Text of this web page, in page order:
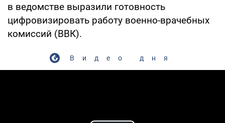
в ведомстве выразили готовность
цифровизировать работу военно-врачебных
комиссий (ВВК).
Видео дня